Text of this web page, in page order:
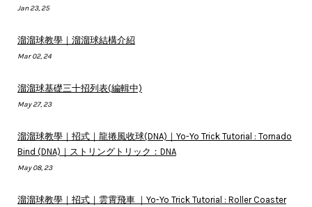
Jan 23, 25
溜溜球教學｜溜溜球結構介紹
Mar 02, 24
溜溜球基礎三十招列表(編輯中)
May 27, 23
溜溜球教學｜招式｜龍捲風收球(DNA)｜Yo-Yo Trick Tutorial : Tornado
Bind (DNA)｜ストリングトリック：DNA
May 08, 23
溜溜球教學｜招式｜雲霄飛車 ｜Yo-Yo Trick Tutorial : Roller Coaster